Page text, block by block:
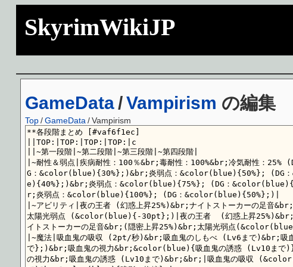
SkyrimWikiJP
GameData /Vampirism の編集
Top/GameData /Vampirism